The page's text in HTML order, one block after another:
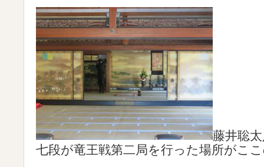
藤井聡
七段が竜王戦第二局を行った場所がこ